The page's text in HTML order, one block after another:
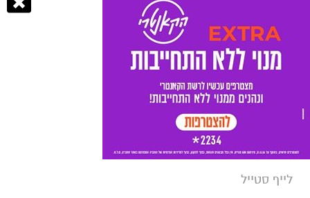
לייף סטייל